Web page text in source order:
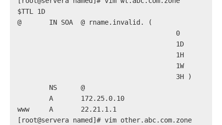
$TTL 1D
@       IN SOA  @ rname.invalid. (
0       ;
1D      ;
1H      ;
1W      ;
3H )    ;
        NS      @
        A       172.25.0.10
www     A       22.21.1.1
[root@servera named]# vim other.abc.com.zone